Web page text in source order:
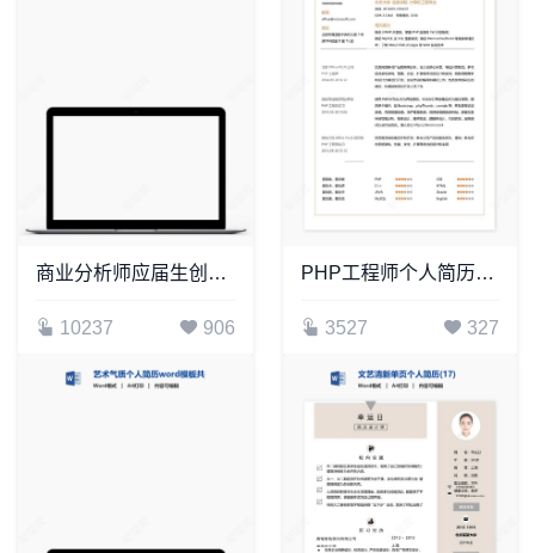
商业分析师应届生创意个人简历Word模板
10237 906
PHP工程师个人简历Word模板
3527 327